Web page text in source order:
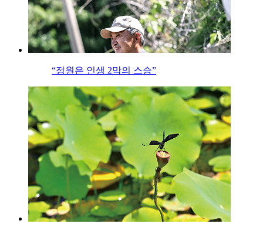
“정원은 인생 2막의 스승”